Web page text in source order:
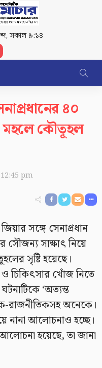
,সকাল ৯:১৪
৪০
মহলে কৌতূহল
pm
সঙ্গে সেনাপ্রধান
সাক্ষাৎ নিয়ে
সৃষ্টি হয়েছে।
ও চিকিৎসার খোঁজ নিতে
‘অত্যন্ত
রাজনীতিকসহ অনেকে।
নানা আলোচনাও হচ্ছে।
হয়েছে, তা জানা